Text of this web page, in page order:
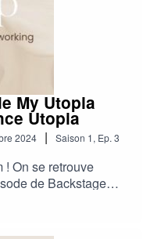
My Utopia
Utopia
2024 | Saison 1, Ep. 3
! On se retrouve
de Backstage
fois de plus dans les
!Pourquoi ai-je
My Utopia